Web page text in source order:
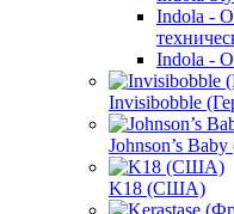
Indola -
Indola -
Invisibobble
Johnson’s
K18 (США)